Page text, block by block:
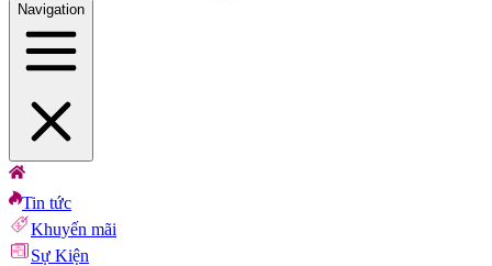
Navigation
Tin tức
Khuyến mãi
Sự Kiện